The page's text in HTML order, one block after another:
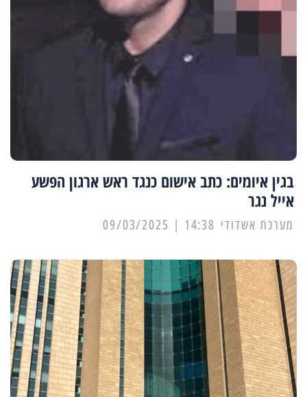
בגין איומים: כתב אישום כנגד ראש ארגון הפשע
אייל נגר
מערכת אשדודי 14:38 | 09/03/2025